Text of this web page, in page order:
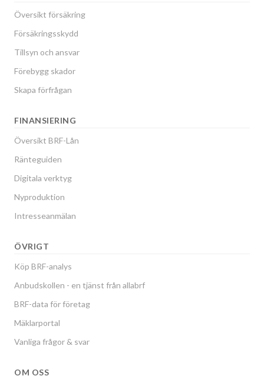
Översikt försäkring
Försäkringsskydd
Tillsyn och ansvar
Förebygg skador
Skapa förfrågan
FINANSIERING
Översikt BRF-Lån
Ränteguiden
Digitala verktyg
Nyproduktion
Intresseanmälan
ÖVRIGT
Köp BRF-analys
Anbudskollen - en tjänst från allabrf
BRF-data för företag
Mäklarportal
Vanliga frågor & svar
OM OSS